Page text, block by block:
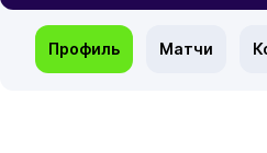
Профиль Матчи